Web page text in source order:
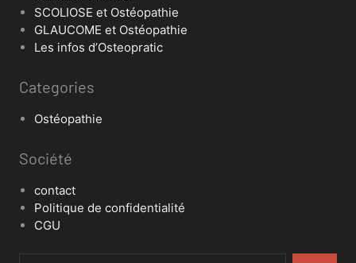
SCOLIOSE et Ostéopathie
GLAUCOME et Ostéopathie
Les infos d’Osteopratic
Categories
Ostéopathie
Société
contact
Politique de confidentialité
CGU